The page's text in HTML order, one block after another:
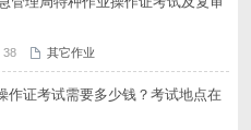
38 其它作业
作证考试需要多少钱？考试地点在